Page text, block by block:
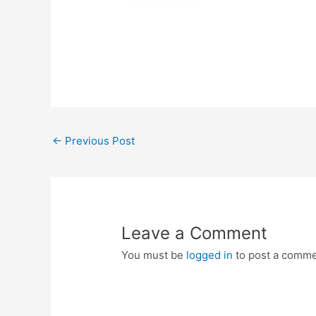
Post
← Previous Post
Leave a Comment
You must be logged in to post a